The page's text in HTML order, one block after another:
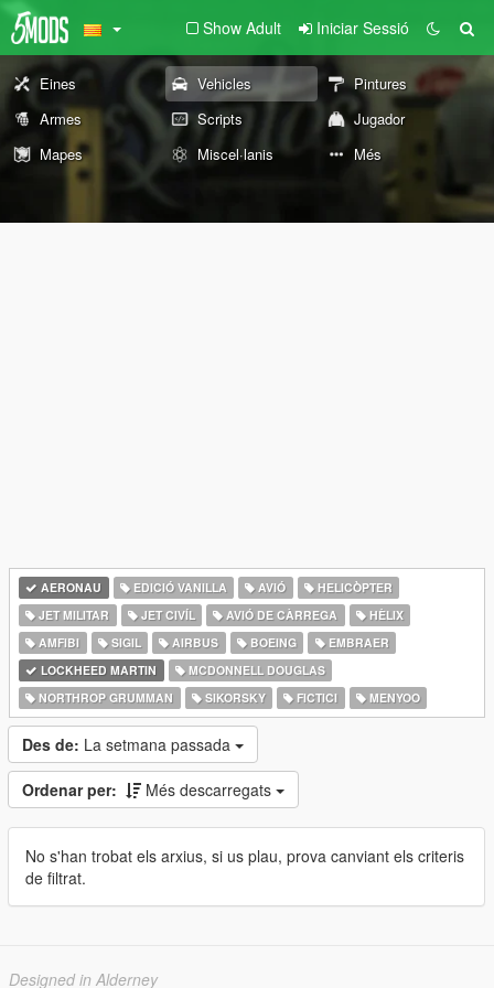
Show Adult Iniciar Sessió
Eines Vehicles
Pintures
Armes
Scripts
Jugador
Mapes
Miscel·lanis Més
AERONAU EDICIÓ VANILLA AVIÓ
HELICÒPTER
JET MILITAR
JET CIVÍL AVIÓ DE CÀRREGA
HÈLIX
AMFIBI
SIGIL AIRBUS BOEING
EMBRAER
LOCKHEED MARTIN
MCDONNELL DOUGLAS
NORTHROP GRUMMAN
SIKORSKY FICTICI MENYOO
Des de: La setmana passada
Ordenar per: Més descarregats
No s'han trobat els arxius, si us plau, prova canviant els criteris
de filtrat.
Designed in Alderney